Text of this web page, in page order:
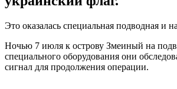
Это оказалась специальная подводная и
Ночью 7 июля к острову Змеиный на
специального оборудования они
сигнал для продолжения операции.